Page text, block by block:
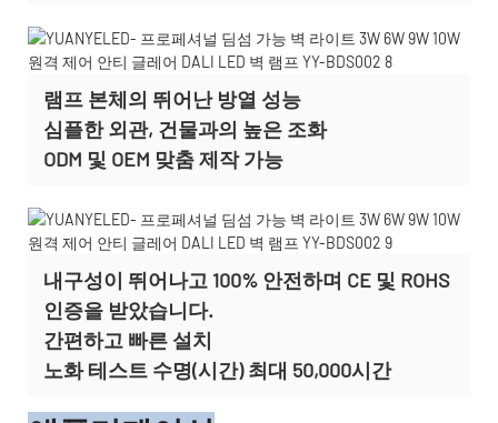
램프 본체의 뛰어난 방열 성능
심플한 외관, 건물과의 높은 조화
ODM 및 OEM 맞춤 제작 가능
내구성이 뛰어나고 100% 안전하며 CE 및 ROHS
인증을 받았습니다.
간편하고 빠른 설치
노화 테스트 수명(시간) 최대 50,000시간